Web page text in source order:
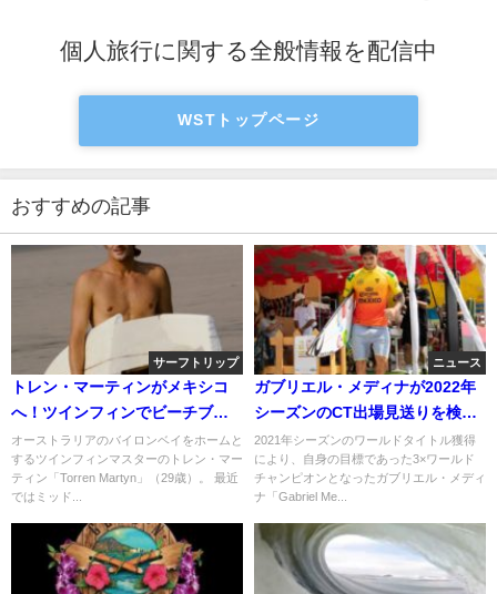
個人旅行に関する全般情報を配信中
WSTトップページ
おすすめの記事
サーフトリップ
トレン・マーティンがメキシコ
へ！ツインフィンでビーチブレ
イクバレル動画
オーストラリアのバイロンベイをホームと
するツインフィンマスターのトレン・マー
ティン「Torren Martyn」（29歳）。 最近
ではミッド...
ニュース
ガブリエル・メディナが2022年
シーズンのCT出場見送りを検討
と発表
2021年シーズンのワールドタイトル獲得
により、自身の目標であった3×ワールド
チャンピオンとなったガブリエル・メディ
ナ「Gabriel Me...